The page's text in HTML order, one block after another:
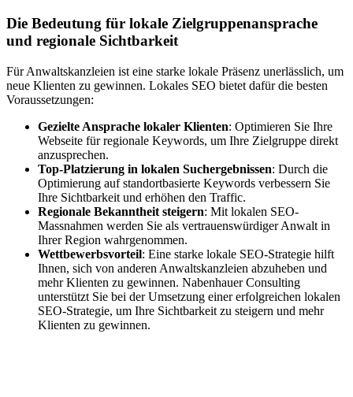
Die Bedeutung für lokale Zielgruppenansprache
und regionale Sichtbarkeit
Für Anwaltskanzleien ist eine starke lokale Präsenz unerlässlich, um
neue Klienten zu gewinnen. Lokales SEO bietet dafür die besten
Voraussetzungen:
Gezielte Ansprache lokaler Klienten: Optimieren Sie Ihre
Webseite für regionale Keywords, um Ihre Zielgruppe direkt
anzusprechen.
Top-Platzierung in lokalen Suchergebnissen: Durch die
Optimierung auf standortbasierte Keywords verbessern Sie
Ihre Sichtbarkeit und erhöhen den Traffic.
Regionale Bekanntheit steigern: Mit lokalen SEO-
Massnahmen werden Sie als vertrauenswürdiger Anwalt in
Ihrer Region wahrgenommen.
Wettbewerbsvorteil: Eine starke lokale SEO-Strategie hilft
Ihnen, sich von anderen Anwaltskanzleien abzuheben und
mehr Klienten zu gewinnen. Nabenhauer Consulting
unterstützt Sie bei der Umsetzung einer erfolgreichen lokalen
SEO-Strategie, um Ihre Sichtbarkeit zu steigern und mehr
Klienten zu gewinnen.